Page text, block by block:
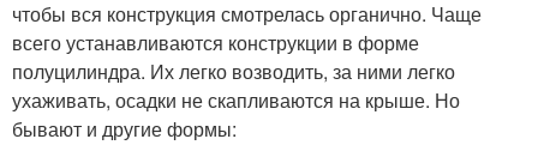
чтобы вся конструкция смотрелась органично. Чаще
всего устанавливаются конструкции в форме
полуцилиндра. Их легко возводить, за ними легко
ухаживать, осадки не скапливаются на крыше. Но
бывают и другие формы: